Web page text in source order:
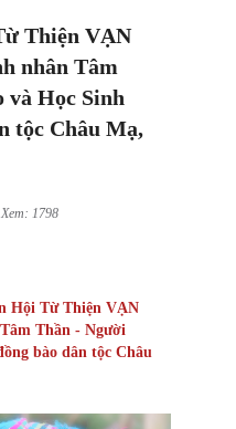
Thiện VẠN
nhân Tâm
và Học Sinh
tộc Châu Mạ,
1798
Hội Từ Thiện VẠN
Thần - Người
bào dân tộc Châu